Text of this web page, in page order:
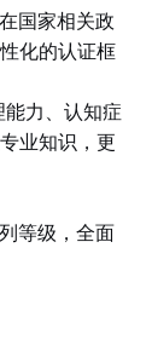
国家相关政
化的认证框
力、认知症
业知识，更
等级，全面